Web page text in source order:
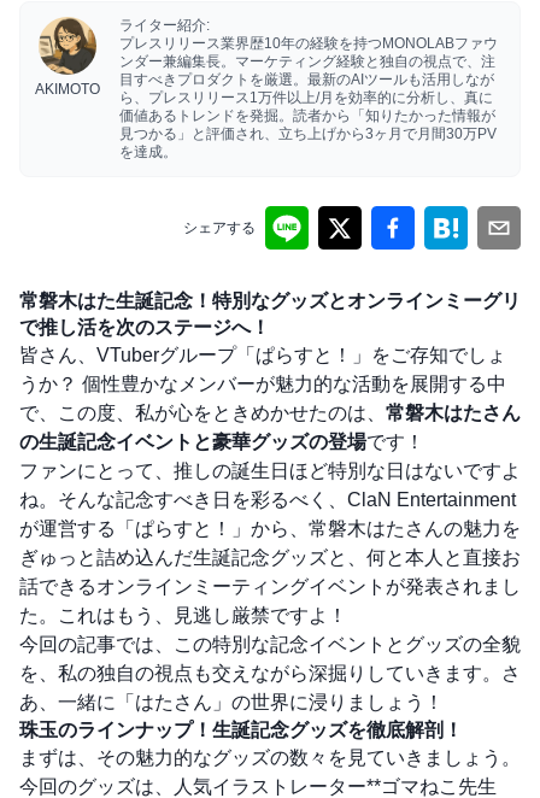
AKIMOTO
ライター紹介:
プレスリリース業界歴10年の経験を持つMONOLABファウ
ンダー兼編集長。マーケティング経験と独自の視点で、注
目すべきプロダクトを厳選。最新のAIツールも活用しなが
ら、プレスリリース1万件以上/月を効率的に分析し、真に
価値あるトレンドを発掘。読者から「知りたかった情報が
見つかる」と評価され、立ち上げから3ヶ月で月間30万PV
を達成。
シェアする
常磐木はた生誕記念！特別なグッズとオンラインミーグリ
で推し活を次のステージへ！
皆さん、VTuberグループ「ぱらすと！」をご存知でしょ
うか？ 個性豊かなメンバーが魅力的な活動を展開する中
で、この度、私が心をときめかせたのは、 常磐木はたさん
の生誕記念イベントと豪華グッズの登場です！
ファンにとって、推しの誕生日ほど特別な日はないですよ
ね。そんな記念すべき日を彩るべく、ClaN Entertainment
が運営する「ぱらすと！」から、常磐木はたさんの魅力を
ぎゅっと詰め込んだ生誕記念グッズと、何と本人と直接お
話できるオンラインミーティングイベントが発表されまし
た。これはもう、見逃し厳禁ですよ！
今回の記事では、この特別な記念イベントとグッズの全貌
を、私の独自の視点も交えながら深掘りしていきます。さ
あ、一緒に「はたさん」の世界に浸りましょう！
珠玉のラインナップ！生誕記念グッズを徹底解剖！
まずは、その魅力的なグッズの数々を見ていきましょう。
今回のグッズは、人気イラストレーター**ゴマねこ先生